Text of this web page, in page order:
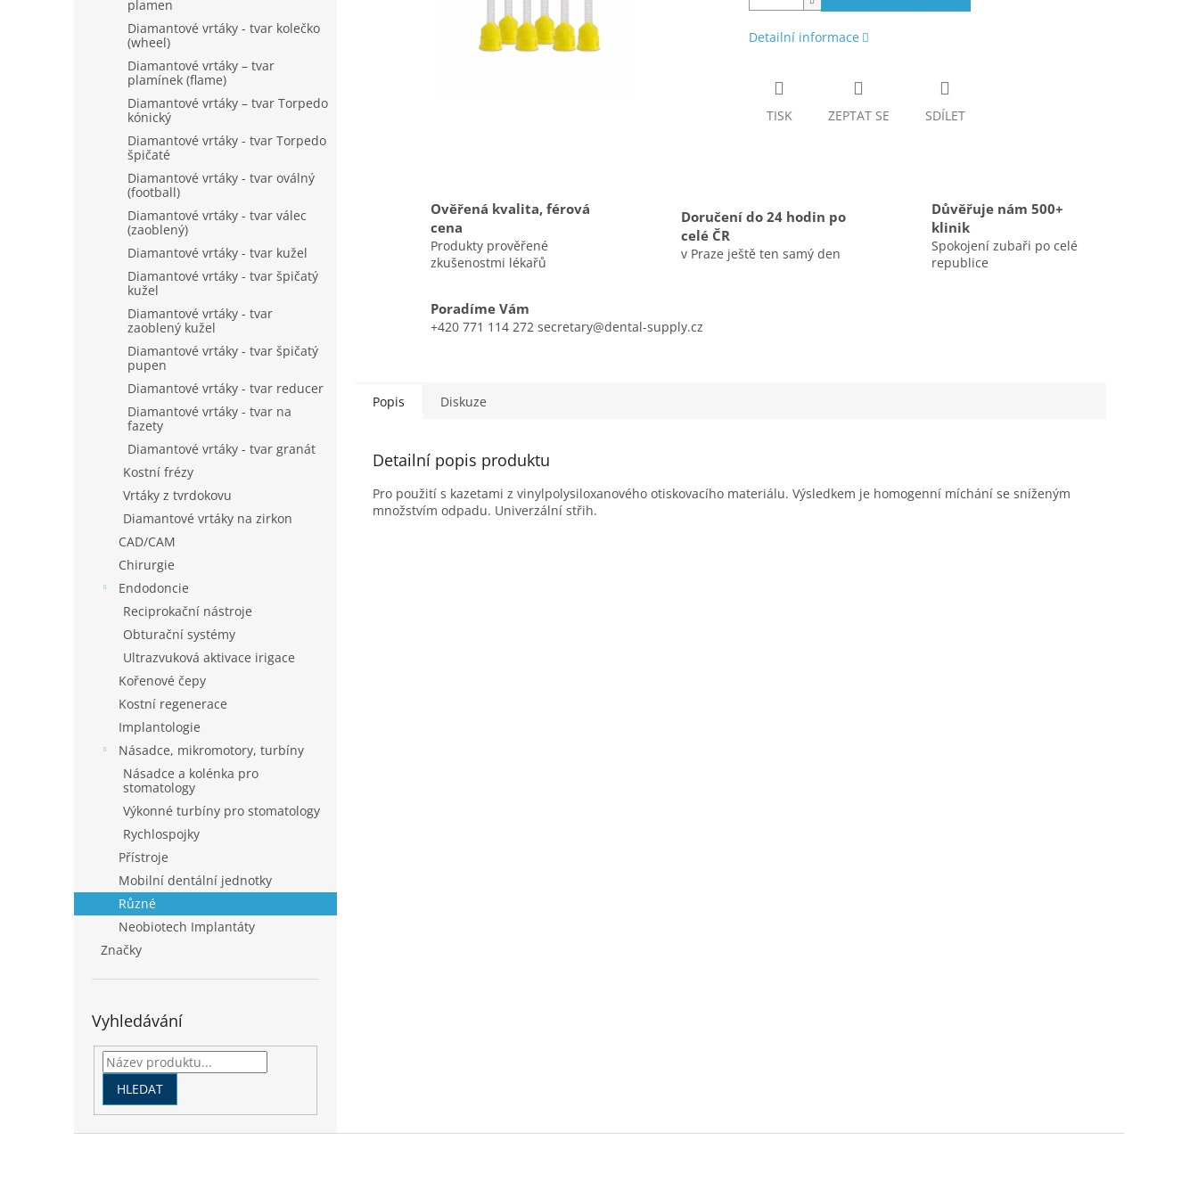
plamen
Diamantové vrtáky - tvar kolečko
(wheel)
Diamantové vrtáky – tvar
plamínek (flame)
Diamantové vrtáky – tvar Torpedo
kónický
Diamantové vrtáky - tvar Torpedo
špičaté
Diamantové vrtáky - tvar oválný
(football)
Diamantové vrtáky - tvar válec
(zaoblený)
Diamantové vrtáky - tvar kužel
Diamantové vrtáky - tvar špičatý
kužel
Diamantové vrtáky - tvar
zaoblený kužel
Diamantové vrtáky - tvar špičatý
pupen
Diamantové vrtáky - tvar reducer
Diamantové vrtáky - tvar na
fazety
Diamantové vrtáky - tvar granát
Kostní frézy
Vrtáky z tvrdokovu
Diamantové vrtáky na zirkon
CAD/CAM
Chirurgie
Endodoncie
Reciprokační nástroje
Obturační systémy
Ultrazvuková aktivace irigace
Kořenové čepy
Kostní regenerace
Implantologie
Násadce, mikromotory, turbíny
Násadce a kolénka pro
stomatology
Výkonné turbíny pro stomatology
Rychlospojky
Přístroje
Mobilní dentální jednotky
Různé
Neobiotech Implantáty
Značky
Vyhledávání
HLEDAT
Detailní informace
TISK ZEPTAT SE SDÍLET
Ověřená kvalita, férová
cena
Produkty prověřené
zkušenostmi lékařů
Doručení do 24 hodin po
celé ČR
v Praze ještě ten samý den
Důvěřuje nám 500+
klinik
Spokojení zubaři po celé
republice
Poradíme Vám
+420 771 114 272 secretary@dental-supply.cz
Popis Diskuze
Detailní popis produktu
Pro použití s kazetami z vinylpolysiloxanového otiskovacího materiálu. Výsledkem je homogenní míchání se sníženým
množstvím odpadu. Univerzální střih.